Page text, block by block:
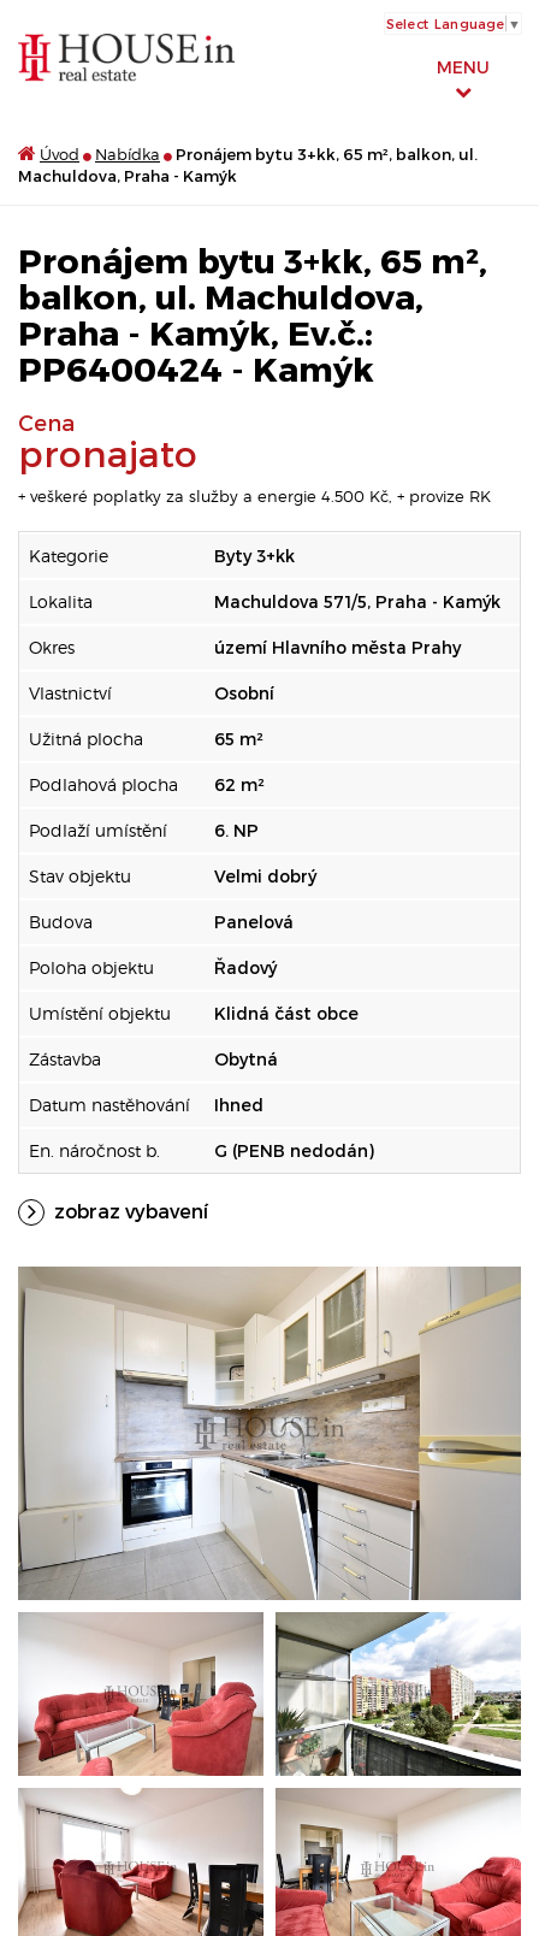
MENU
Select Language ▼
Úvod Nabídka
Pronájem bytu 3+kk, 65 m², balkon, ul.
Machuldova, Praha - Kamýk
Pronájem bytu 3+kk, 65 m²,
balkon, ul. Machuldova,
Praha - Kamýk, Ev.č.:
PP6400424 - Kamýk
Cena
pronajato
+ veškeré poplatky za služby a energie 4.500 Kč, + provize RK
Kategorie Byty 3+kk
Lokalita Machuldova 571/5, Praha - Kamýk
Okres území Hlavního města Prahy
Vlastnictví Osobní
Užitná plocha 65 m²
Podlahová plocha 62 m²
Podlaží umístění 6. NP
Stav objektu Velmi dobrý
Budova Panelová
Poloha objektu Řadový
Umístění objektu Klidná část obce
Zástavba Obytná
Datum nastěhování Ihned
En. náročnost b. G (PENB nedodán)
zobraz vybavení